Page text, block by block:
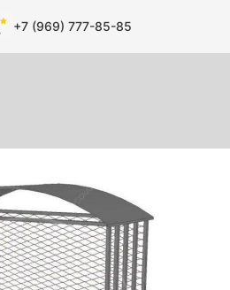
+7 (969) 777-85-85